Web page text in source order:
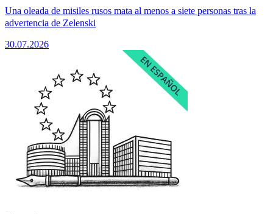
Una oleada de misiles rusos mata al menos a siete personas tras la
advertencia de Zelenski
30.07.2026